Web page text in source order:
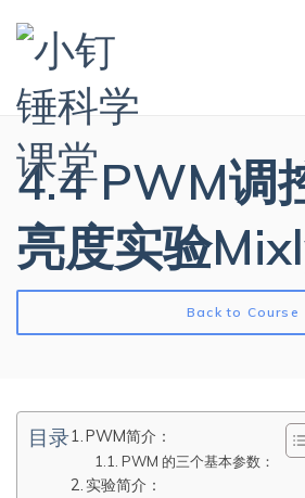
4.4 PWM调
亮度实验
Back to Course
目录 PWM简介：
PWM 的三个基本参数：
实验简介：